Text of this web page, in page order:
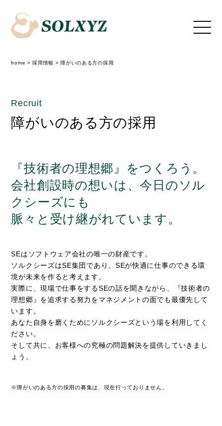
home >採用情報 >障がいのある方の採用
Recruit
障がいのある方の採用
『技術者の理想郷』をつくろう。
会社創設時の想いは、今日のソル
クシーズにも
脈々と受け継がれています。
SEはソフトウェア会社の唯一の財産です。
ソルクシーズはSE集団であり、SEが快適に仕事のできる環
境が未来を作ると考えます。
実際に、現場で仕事をするSEの話を聞きながら、『技術者の
理想郷』を追求する努力をマネジメントの面でも最優先して
います。
あなた自身を磨くためにソルクシーズという場を利用してく
ださい。
そして共に、お客様への究極の問題解決を提供していきまし
ょう。
※障がいのある方の採用の募集は、現在行っておりません。